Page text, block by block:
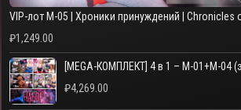
VIP-лот M-05 | Хроники принуждений | Chronicles
₽1,249.00
[MEGA-КОМПЛЕКТ] 4 в 1 – M-01+M-04
₽4,269.00